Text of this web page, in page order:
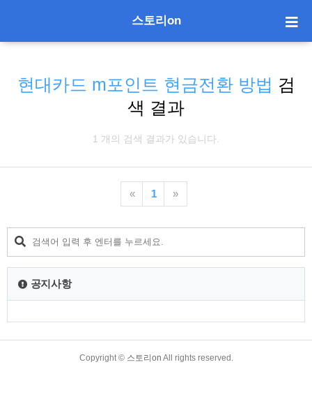
스토리on
현대카드 m포인트 현금전환 방법 검
색 결과
1 개의 검색 결과가 있습니다.
« 1 »
공지사항
Copyright © 스토리on All rights reserved.
TistoryWhaleSkin3.4